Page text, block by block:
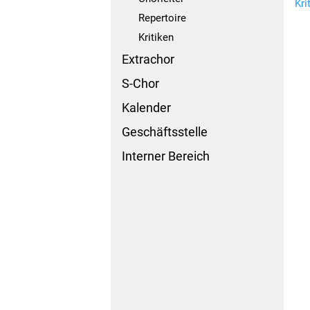
Repertoire
Kritiken
Extrachor
S-Chor
Kalender
Geschäftsstelle
Interner Bereich